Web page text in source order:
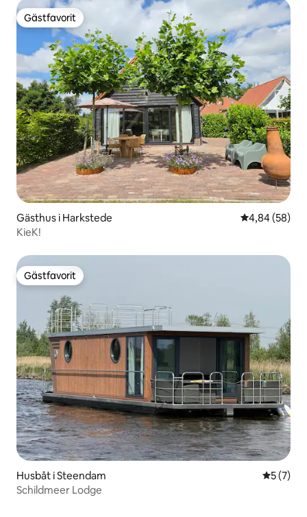
Gästfavorit
Gästfavorit
Gästhus i Harkstede 4,84 av 5 i
4,84 (58)
KieK!
Gästfavorit
Gästfavorit
Husbåt i Steendam 5 av 5 i
5 (7)
Schildmeer Lodge